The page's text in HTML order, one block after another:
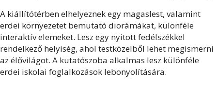
A kiállítótérben elhelyeznek egy magaslest, valamint
erdei környezetet bemutató diorámákat, különféle
interaktív elemeket. Lesz egy nyitott fedélszékkel
rendelkező helyiség, ahol testközelből lehet megismerni
az élővilágot. A kutatószoba alkalmas lesz különféle
erdei iskolai foglalkozások lebonyolítására.